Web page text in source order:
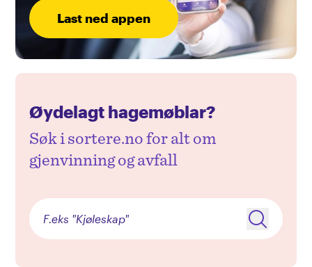
Åpenhetsloven
Ledige stillinger
Last ned appen
Øydelagt hagemøblar?
Søk i sortere.no for alt om
gjenvinning og avfall